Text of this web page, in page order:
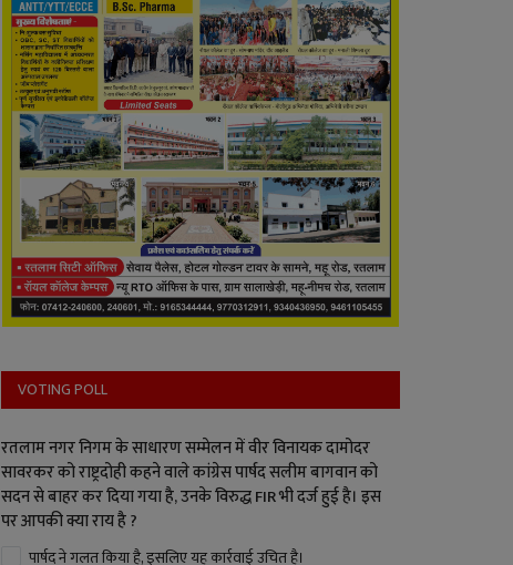
VOTING POLL
रतलाम नगर निगम के साधारण सम्मेलन में वीर विनायक दामोदर
सावरकर को राष्ट्रदोही कहने वाले कांग्रेस पार्षद सलीम बागवान को
सदन से बाहर कर दिया गया है, उनके विरुद्ध FIR भी दर्ज हुई है। इस
पर आपकी क्या राय है ?
पार्षद ने गलत किया है, इसलिए यह कार्रवाई उचित है।